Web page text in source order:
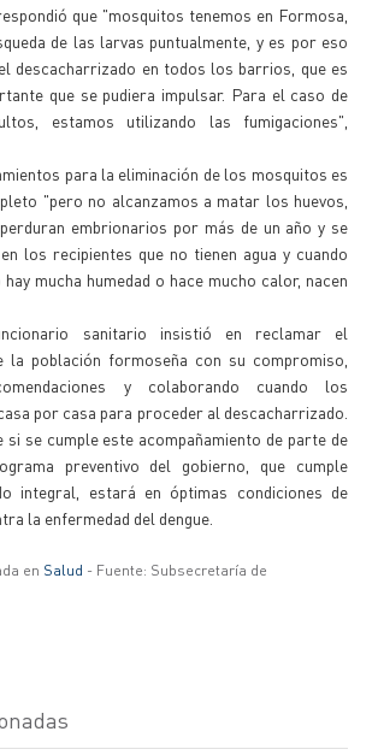
que "mosquitos tenemos en Formosa,
de las larvas puntualmente, y es por eso
descacharrizado en todos los barrios, que es
que se pudiera impulsar. Para el caso de
estamos utilizando las fumigaciones",
para la eliminación de los mosquitos es
"pero no alcanzamos a matar los huevos,
embrionarios por más de un año y se
los recipientes que no tienen agua y cuando
mucha humedad o hace mucho calor, nacen
sanitario insistió en reclamar el
la población formoseña con su compromiso,
y colaborando cuando los
por casa para proceder al descacharrizado.
si se cumple este acompañamiento de parte de
preventivo del gobierno, que cumple
integral, estará en óptimas condiciones de
la enfermedad del dengue.
en Salud - Fuente: Subsecretaría de